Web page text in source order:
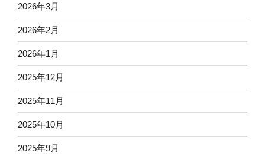
2026年3月
2026年2月
2026年1月
2025年12月
2025年11月
2025年10月
2025年9月